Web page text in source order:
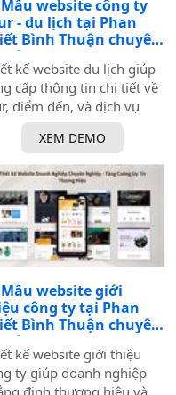
website công ty
- du lịch tại Phan
Bình Thuận chuyên
kế website du lịch giúp
cấp thông tin chi tiết về
điểm đến, và dịch vụ
quan. Với giao diện đẹp
nội dung hấp dẫn, và
tính năng như chương
khuyến mãi, tư vấn trực
doanh nghiệp có thể
hút, giữ chân khách
và gia tăng doanh thu
quả.
XEM DEMO
website giới
công ty tại Phan
Bình Thuận chuyên
kế website giới thiệu
ty giúp doanh nghiệp
định thương hiệu và